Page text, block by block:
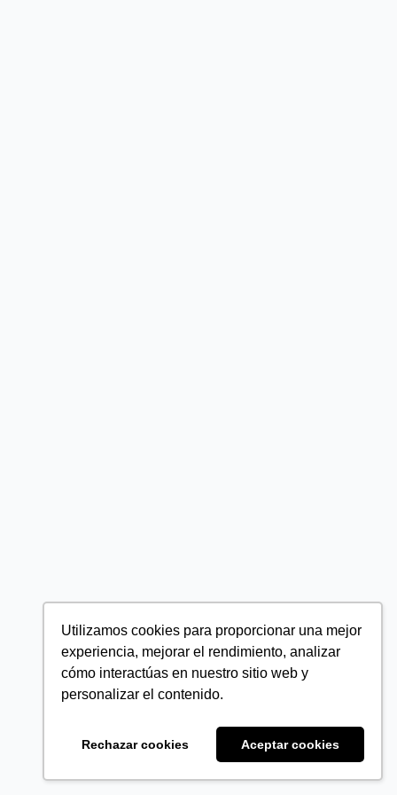
Utilizamos cookies para proporcionar una mejor
experiencia, mejorar el rendimiento, analizar
cómo interactúas en nuestro sitio web y
personalizar el contenido.
Rechazar cookies Aceptar cookies